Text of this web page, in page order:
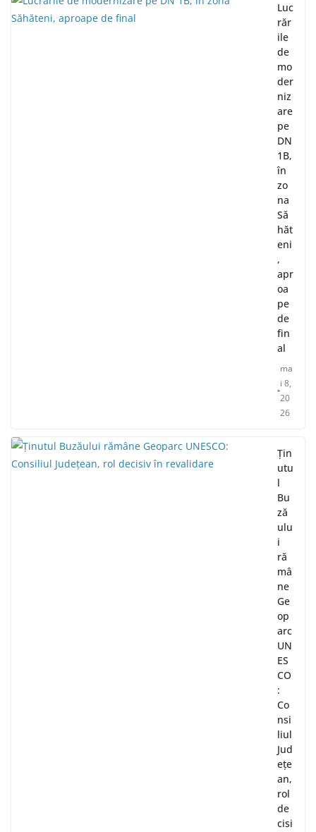
Luc
răr
ile
de
mo
der
niz
are
pe
DN
1B,
în
zo
na
Să
hăt
eni
,
apr
oa
pe
de
fin
al
ma
i 8,
20
26
Țin
utu
l
Bu
ză
ulu
i
ră
mâ
ne
Ge
op
arc
UN
ES
CO
:
Co
nsi
liul
Jud
ețe
an,
rol
de
cisi